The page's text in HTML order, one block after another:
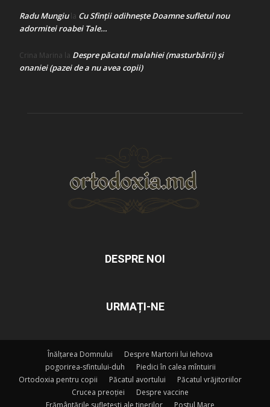
Radu Mungiula Cu Sfinții odihnește Doamne sufletul nou
adormitei roabei Tale…
Crina Marina la Despre păcatul malahiei (masturbării) şi
onaniei (pazei de a nu avea copii)
DESPRE NOI
URMAȚI-NE
Înălțarea Domnului
Despre Martorii lui Iehova
pogorirea-sfintului-duh
Piedici în calea mîntuirii
Ortodoxia pentru copii
Păcatul avortului
Păcatul vrăjitoriilor
Crucea preoției
Despre vaccine